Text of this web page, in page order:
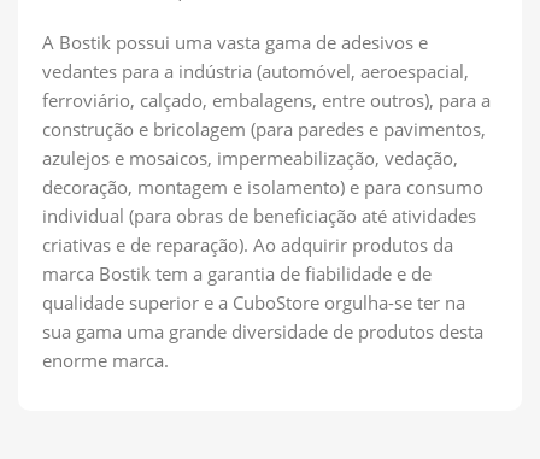
A Bostik possui uma vasta gama de adesivos e
vedantes para a indústria (automóvel, aeroespacial,
ferroviário, calçado, embalagens, entre outros), para a
construção e bricolagem (para paredes e pavimentos,
azulejos e mosaicos, impermeabilização, vedação,
decoração, montagem e isolamento) e para consumo
individual (para obras de beneficiação até atividades
criativas e de reparação). Ao adquirir produtos da
marca Bostik tem a garantia de fiabilidade e de
qualidade superior e a CuboStore orgulha-se ter na
sua gama uma grande diversidade de produtos desta
enorme marca.